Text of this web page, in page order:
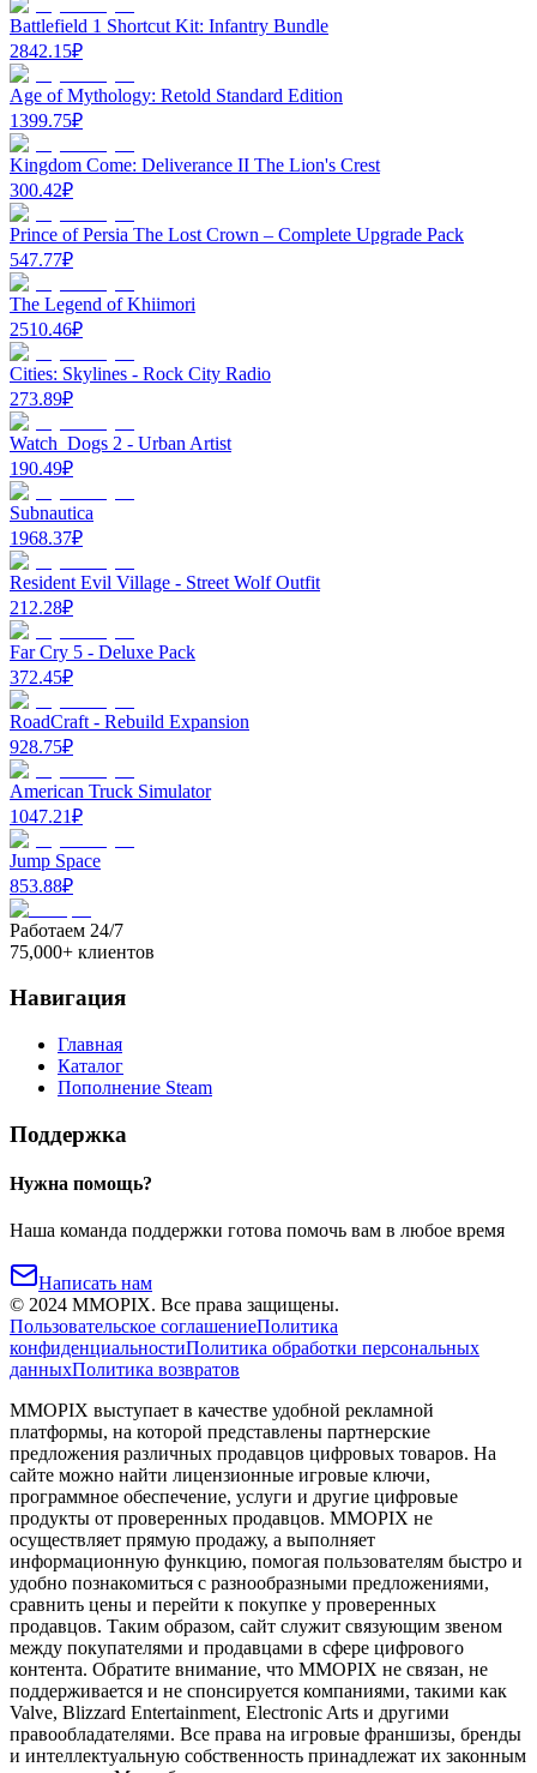
Battlefield 1 Shortcut Kit: Infantry Bundle
2842.15₽
Age of Mythology: Retold Standard Edition
1399.75₽
Kingdom Come: Deliverance II The Lion's Crest
300.42₽
Prince of Persia The Lost Crown – Complete Upgrade Pack
547.77₽
The Legend of Khiimori
2510.46₽
Cities: Skylines - Rock City Radio
273.89₽
Watch_Dogs 2 - Urban Artist
190.49₽
Subnautica
1968.37₽
Resident Evil Village - Street Wolf Outfit
212.28₽
Far Cry 5 - Deluxe Pack
372.45₽
RoadCraft - Rebuild Expansion
928.75₽
American Truck Simulator
1047.21₽
Jump Space
853.88₽
Работаем 24/7
75,000+ клиентов
Навигация
Главная
Каталог
Пополнение Steam
Поддержка
Нужна помощь?
Наша команда поддержки готова помочь вам в любое время
Написать нам
© 2024 MMOPIX. Все права защищены.
Пользовательское соглашениеПолитика
конфиденциальностиПолитика обработки персональных
данныхПолитика возвратов
MMOPIX выступает в качестве удобной рекламной
платформы, на которой представлены партнерские
предложения различных продавцов цифровых товаров. На
сайте можно найти лицензионные игровые ключи,
программное обеспечение, услуги и другие цифровые
продукты от проверенных продавцов. MMOPIX не
осуществляет прямую продажу, а выполняет
информационную функцию, помогая пользователям быстро и
удобно познакомиться с разнообразными предложениями,
сравнить цены и перейти к покупке у проверенных
продавцов. Таким образом, сайт служит связующим звеном
между покупателями и продавцами в сфере цифрового
контента. Обратите внимание, что MMOPIX не связан, не
поддерживается и не спонсируется компаниями, такими как
Valve, Blizzard Entertainment, Electronic Arts и другими
правообладателями. Все права на игровые франшизы, бренды
и интеллектуальную собственность принадлежат их законным